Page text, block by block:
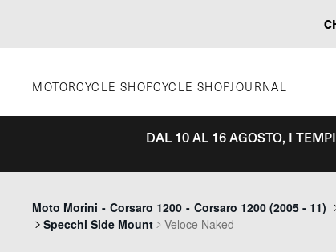
MOTORCYCLE SHOPCYCLE SHOPJOURNAL
DAL 10 AL 16 AGOSTO, I
Moto Morini - Corsaro 1200 - Corsaro 1200 (2005 - 11)
Specchi Side Mount
Veloce Naked